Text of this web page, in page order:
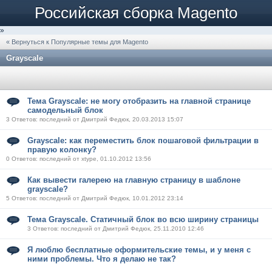
Российская сборка Magento
»
« Вернуться к Популярные темы для Magento
Grayscale
Тема Grayscale: не могу отобразить на главной странице
самодельный блок
3 Ответов: последний от Дмитрий Федюк, 20.03.2013 15:07
Grayscale: как переместить блок пошаговой фильтрации в
правую колонку?
0 Ответов: последний от xtype, 01.10.2012 13:56
Как вывести галерею на главную страницу в шаблоне
grayscale?
5 Ответов: последний от Дмитрий Федюк, 10.01.2012 23:14
Тема Grayscale. Cтатичный блок во всю ширину страницы
3 Ответов: последний от Дмитрий Федюк, 25.11.2010 12:46
Я люблю бесплатные оформительские темы, и у меня с
ними проблемы. Что я делаю не так?